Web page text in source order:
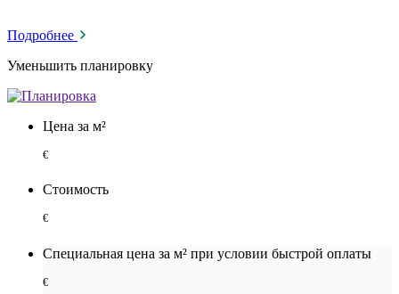
Подробнее
Уменьшить планировку
Цена за м²
€
Стоимость
€
Специальная цена за м² при условии быстрой оплаты
€